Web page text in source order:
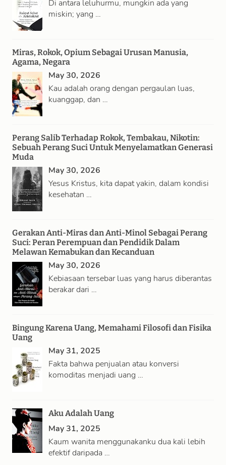
Di antara leluhurmu, mungkin ada yang
miskin; yang …
Miras, Rokok, Opium Sebagai Urusan Manusia,
Agama, Negara
May 30, 2026
Kau adalah orang dengan pergaulan luas,
kuanggap, dan …
Perang Salib Terhadap Rokok, Tembakau, Nikotin:
Sebuah Perang Suci Untuk Menyelamatkan Generasi
Muda
May 30, 2026
Yesus Kristus, kita dapat yakin, dalam kondisi
kesehatan …
Gerakan Anti-Miras dan Anti-Minol Sebagai Perang
Suci: Peran Perempuan dan Pendidik Dalam
Melawan Kemabukan dan Kecanduan
May 30, 2026
Kebiasaan tersebar luas yang harus diberantas
berakar dari …
Bingung Karena Uang, Memahami Filosofi dan Fisika
Uang
May 31, 2025
Fakta bahwa penjualan atau konversi
komoditas menjadi uang …
Aku Adalah Uang
May 31, 2025
Kaum wanita menggunakanku dua kali lebih
efektif daripada …